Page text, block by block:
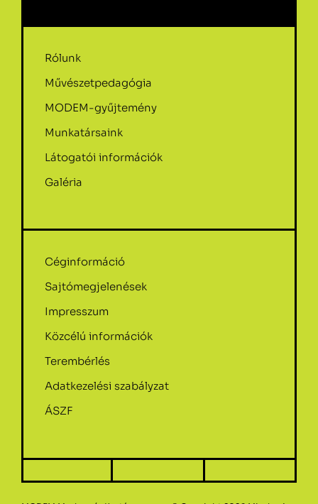
Rólunk
Művészetpedagógia
MODEM-gyűjtemény
Munkatársaink
Látogatói információk
Galéria
Céginformáció
Sajtómegjelenések
Impresszum
Közcélú információk
Terembérlés
Adatkezelési szabályzat
ÁSZF